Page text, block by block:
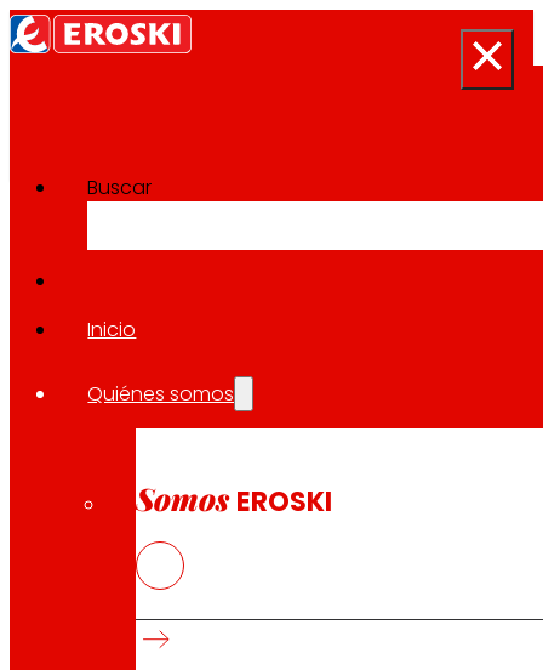
Buscar
Inicio
Quiénes somos
Somos EROSKI
Sala de prensa
Volver a todas las noticias
07.04.2025
El Lehendakari visita la